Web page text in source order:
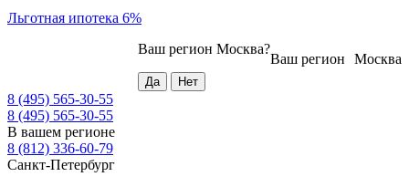
Льготная ипотека 6%
Москва
Ваш регион
Ваш регион Москва?
8 (495) 565-30-55
8 (495) 565-30-55
В вашем регионе
8 (812) 336-60-79
Санкт-Петербург